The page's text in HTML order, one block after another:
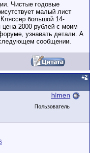
Чистые годовые
малый лист
большой 14-
2000 рублей с моим
узнавать детали. А
сообщении.
#2
hlmen
Пользователь